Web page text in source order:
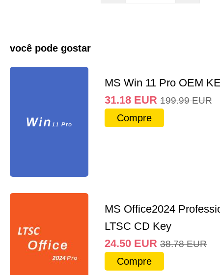
você pode gostar
MS Win 11 Pro OEM
31.18 EUR 199.99 EUR
Compre
MS Office2024
LTSC CD Key
24.50 EUR 38.78 EUR
Compre